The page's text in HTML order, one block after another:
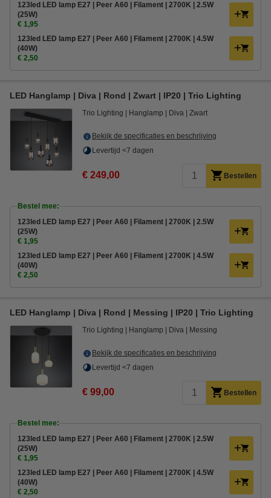
123led LED lamp E27 | Peer A60 | Filament | 2700K | 2.5W
(25W)
€ 1,95
123led LED lamp E27 | Peer A60 | Filament | 2700K | 4.5W
(40W)
€ 2,50
LED Hanglamp | Diva | Rond | Zwart | IP20 | Trio Lighting
Trio Lighting Hanglamp Diva Zwart
Bekijk de specificaties en beschrijving
Levertijd <7 dagen
€ 249,00 Bestellen
Bestel mee:
123led LED lamp E27 | Peer A60 | Filament | 2700K | 2.5W
(25W)
€ 1,95
123led LED lamp E27 | Peer A60 | Filament | 2700K | 4.5W
(40W)
€ 2,50
LED Hanglamp | Diva | Rond | Messing | IP20 | Trio Lighting
Trio Lighting Hanglamp Diva Messing
Bekijk de specificaties en beschrijving
Levertijd <7 dagen
€ 99,00 Bestellen
Bestel mee:
123led LED lamp E27 | Peer A60 | Filament | 2700K | 2.5W
(25W)
€ 1,95
123led LED lamp E27 | Peer A60 | Filament | 2700K | 4.5W
(40W)
€ 2,50